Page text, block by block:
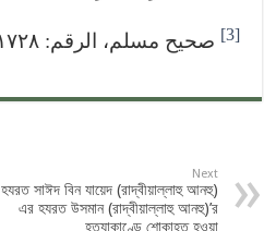
[3] صحيح مسلم، الرقم: ١٧٢٨
Next
হযরত সাঈদ বিন যায়েদ (রাদ্বীয়াল্লাহু আনহু)
এর হযরত উসমান (রাদ্বীয়াল্লাহু ‎আনহু)’র
হত্যাকাণ্ডে শোকাহত হওয়া